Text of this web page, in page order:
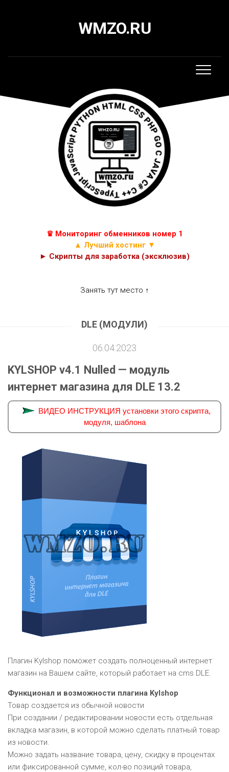
WMZO.RU
♛ Мониторинг обменников номер 1
▲ Лучший хостинг ▼
► Скрипты для заработка (эксклюзив)
Занять тут место ↑
DLE (МОДУЛИ)
06.04.2023
KYLSHOP v4.1 Nulled — модуль
интернет магазина для DLE 13.2
ВИДЕО ИНСТРУКЦИЯ установки этого скрипта,
модуля, шаблона
Плагин Kylshop поможет создать полноценный интернет
магазин на Вашем сайте, который работает на cms DLE.
Функционал и возможности плагина Kylshop
Товар создается из обычной новости
При создании / редактировании новости есть отдельная
вкладка магазин, в которой можно сделать платный товар
из новости.
Можно задать название товара, цену, скидку в процентах
или фиксированной сумме, кол-во позиций товара,